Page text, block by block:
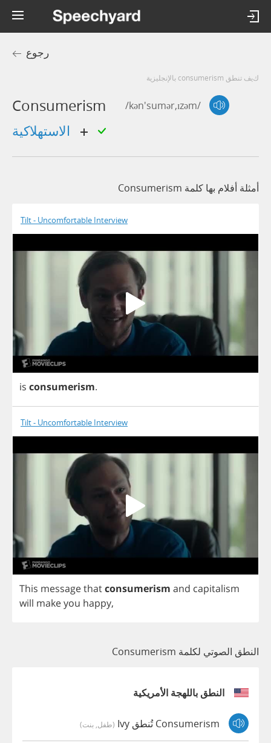
رجوع
كيف تنطق consumerism بالإنجليزية
Consumerism /kən'sumər,ɪzəm/
أمثلة أفلام بها كلمة Consumerism
Tilt - Uncomfortable Interview
is consumerism.
Tilt - Uncomfortable Interview
This messagethatconsumerism and capitalism
will makeyou happy,
النطق الصوتي لكلمة Consumerism
النطق باللهجة الأمريكية
Consumerism تُنطق Ivy (طفل, بنت)